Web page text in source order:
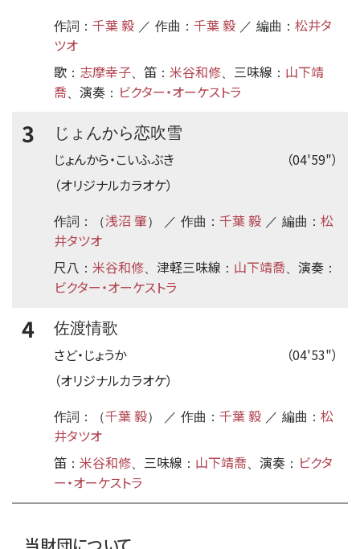
作詞： 千葉 毅 ／ 作曲： 千葉 毅 ／ 編曲： 松井タ
ツオ
歌 ： 志摩幸子 笛 ： 米谷和修 三味線 ： 山下靖
喬
演奏 ： ビクター・オーケストラ
3
じょんから恋吹雪
（04'59"）
じょんから・こいふぶき
（オリジナルカラオケ）
作詞：（浅沼 肇） ／ 作曲： 千葉 毅 ／ 編曲： 松
井タツオ
尺八 ： 米谷和修 津軽三味線 ： 山下靖喬 演奏 ：
ビクター・オーケストラ
4
佐渡情歌
（04'53"）
さど・じょうか
（オリジナルカラオケ）
作詞：（千葉 毅） ／ 作曲： 千葉 毅 ／ 編曲： 松
井タツオ
笛 ： 米谷和修 三味線 ： 山下靖喬 演奏 ： ビクタ
ー・オーケストラ